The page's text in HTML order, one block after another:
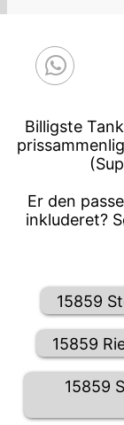
Billigste
Er den
inkluderet?
15859
15859
15859